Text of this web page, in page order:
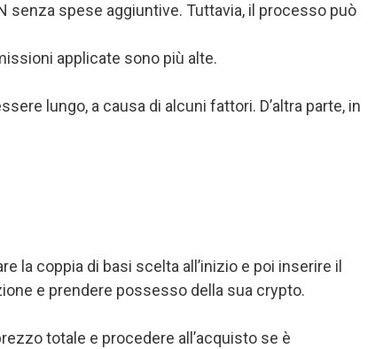
senza spese aggiuntive. Tuttavia, il processo può
applicate sono più alte.
lungo, a causa di alcuni fattori. D’altra parte, in
la coppia di basi scelta all’inizio e poi inserire il
e prendere possesso della sua crypto.
totale e procedere all’acquisto se è